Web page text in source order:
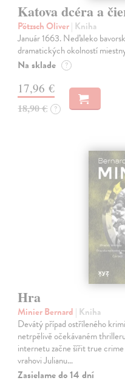
Katova dcéra a
Pötzsch Oliver| Kniha
Január 1663. Neďaleko
dramatických okolností
Na sklade ?
17,96 €
18,90 € ?
Hra
Minier Bernard | Kniha
Devátý případ ostříleného
netrpělivě očekávaném
internetu začne šířit true
vrahovi Julianu…
Zasielame do 14 dní